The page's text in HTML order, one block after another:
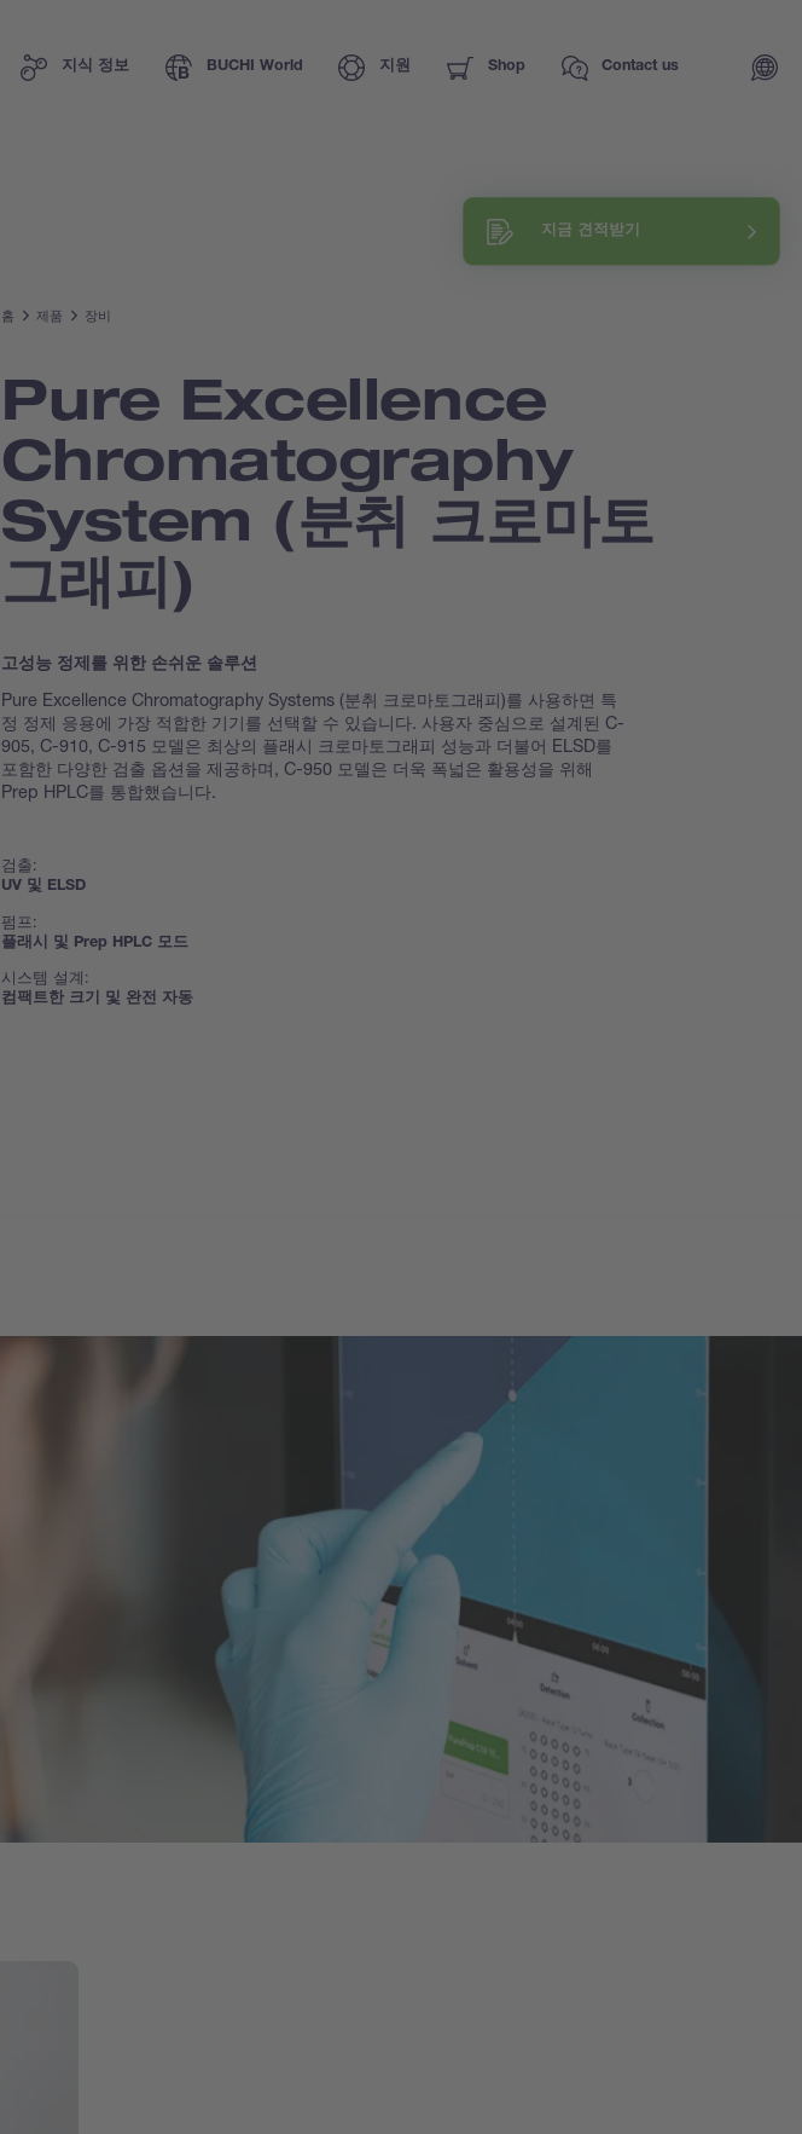
지식 정보 BUCHI World 지원 Shop Contact us
Request a training
Explore our know-how
지금 견적받기
홈 제품 장비
Pure Excellence
Chromatography
System (분취 크로마토
그래피)
고성능 정제를 위한 손쉬운 솔루션
Pure Excellence Chromatography Systems (분취 크로마토그래피)를 사용하면 특
정 정제 응용에 가장 적합한 기기를 선택할 수 있습니다. 사용자 중심으로 설계된 C-
905, C-910, C-915 모델은 최상의 플래시 크로마토그래피 성능과 더불어 ELSD를
포함한 다양한 검출 옵션을 제공하며, C-950 모델은 더욱 폭넓은 활용성을 위해
Prep HPLC를 통합했습니다.
검출:
UV 및 ELSD
펌프:
플래시 및 Prep HPLC 모드
시스템 설계:
컴팩트한 크기 및 완전 자동